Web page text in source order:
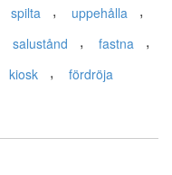
spilta , uppehålla ,
salustånd , fastna ,
kiosk , fördröja